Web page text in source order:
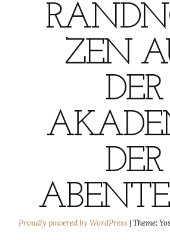
ZEN
DER
DER
Proudly powered by WordPress |Theme: